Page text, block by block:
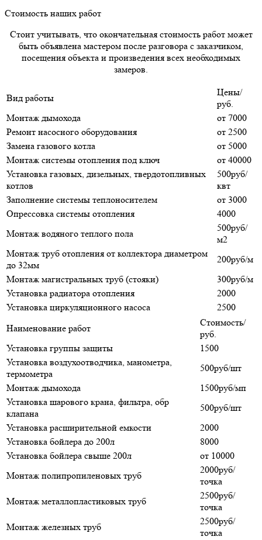
Стоимость наших работ
Стоит учитывать, что окончательная стоимость работ может
быть объявлена мастером после разговора с заказчиком,
посещения объекта и произведения всех необходимых
замеров.
Вид работы
Цены/
руб.
Монтаж дымохода
от 7000
Ремонт насосного оборудования
от 2500
Замена газового котла
от 5000
Монтаж системы отопления под ключ
от 40000
Установка газовых, дизельных, твердотопливных
котлов
500руб/
квт
Заполнение системы теплоносителем
от 3000
Опрессовка системы отопления
4000
Монтаж водяного теплого пола
500руб/
м2
Монтаж труб отопления от коллектора диаметром
до 32мм
200руб/м
Монтаж магистральных труб (стояки)
300руб/м
Установка радиатора отопления
2000
Установка циркуляционного насоса
2500
Наименование работ
Стоимость/
руб.
Установка группы защиты
1500
Установка воздухоотводчика, манометра,
термометра
500руб/шт
Монтаж дымохода
1500руб/мп
Установка шарового крана, фильтра, обр
клапана
500руб/шт
Установка расширительной емкости
2000
Установка бойлера до 200л
8000
Установка бойлера свыше 200л
от 10000
Монтаж полипропиленовых труб
2000руб/
точка
Монтаж металлопластиковых труб
2500руб/
точка
Монтаж железных труб
2500руб/
точка